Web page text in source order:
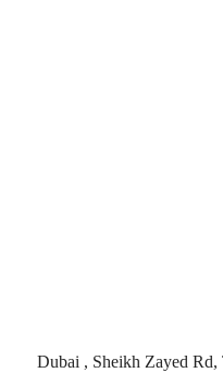
Dubai , Sheikh Zayed Rd,